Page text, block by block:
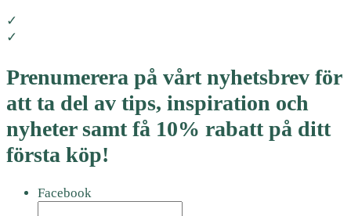
✓
✓
Prenumerera på vårt nyhetsbrev för
att ta del av tips, inspiration och
nyheter samt få 10% rabatt på ditt
första köp!
Facebook